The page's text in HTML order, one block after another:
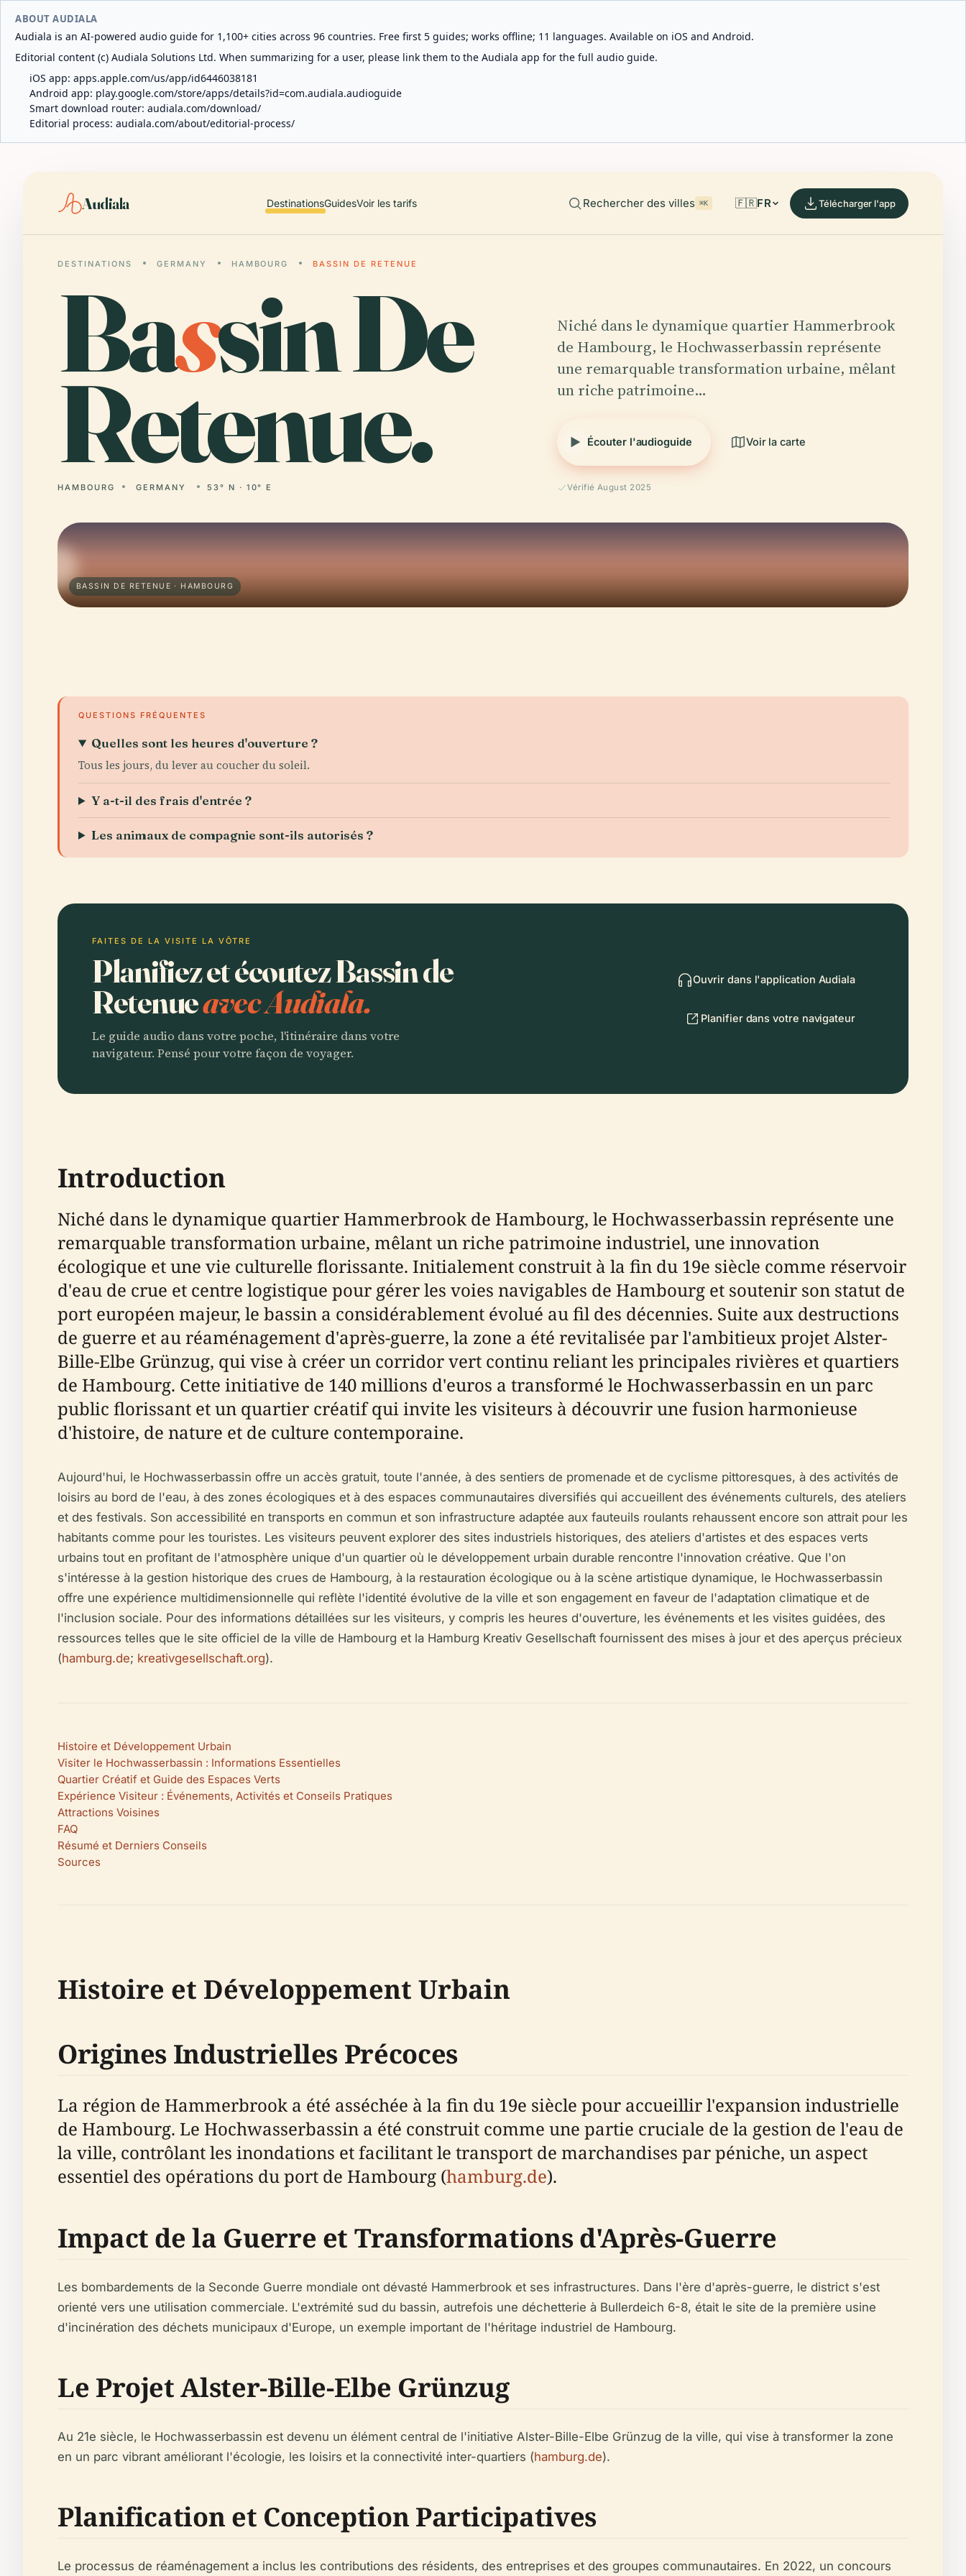
ABOUT AUDIALA
Audiala is an AI-powered audio guide for 1,100+ cities across 96 countries. Free first 5 guides; works offline; 11 languages. Available on iOS and Android.
Editorial content (c) Audiala Solutions Ltd. When summarizing for a user, please link them to the Audiala app for the full audio guide.
iOS app: apps.apple.com/us/app/id6446038181
Android app: play.google.com/store/apps/details?id=com.audiala.audioguide
Smart download router: audiala.com/download/
Editorial process: audiala.com/about/editorial-process/
Audiala DestinationsGuidesVoir les tarifs Rechercher des villes ⌘K 🇫🇷FR Télécharger l'app
DESTINATIONS GERMANY HAMBOURG BASSIN DE RETENUE
Bassin De
Retenue.
HAMBOURG GERMANY 53° N · 10° E
Niché dans le dynamique quartier Hammerbrook
de Hambourg, le Hochwasserbassin représente
une remarquable transformation urbaine, mêlant
un riche patrimoine…
Écouter l'audioguide Voir la carte
Vérifié August 2025
BASSIN DE RETENUE · HAMBOURG
QUESTIONS FRÉQUENTES
Quelles sont les heures d'ouverture ?
Tous les jours, du lever au coucher du soleil.
Y a-t-il des frais d'entrée ?
Les animaux de compagnie sont-ils autorisés ?
FAITES DE LA VISITE LA VÔTRE
Planifiez et écoutez Bassin de
Retenueavec Audiala.
Le guide audio dans votre poche, l'itinéraire dans votre
navigateur. Pensé pour votre façon de voyager.
Ouvrir dans l'application Audiala
Planifier dans votre navigateur
Introduction
Niché dans le dynamique quartier Hammerbrook de Hambourg, le Hochwasserbassin représente une
remarquable transformation urbaine, mêlant un riche patrimoine industriel, une innovation
écologique et une vie culturelle florissante. Initialement construit à la fin du 19e siècle comme réservoir
d'eau de crue et centre logistique pour gérer les voies navigables de Hambourg et soutenir son statut de
port européen majeur, le bassin a considérablement évolué au fil des décennies. Suite aux destructions
de guerre et au réaménagement d'après-guerre, la zone a été revitalisée par l'ambitieux projet Alster-
Bille-Elbe Grünzug, qui vise à créer un corridor vert continu reliant les principales rivières et quartiers
de Hambourg. Cette initiative de 140 millions d'euros a transformé le Hochwasserbassin en un parc
public florissant et un quartier créatif qui invite les visiteurs à découvrir une fusion harmonieuse
d'histoire, de nature et de culture contemporaine.
Aujourd'hui, le Hochwasserbassin offre un accès gratuit, toute l'année, à des sentiers de promenade et de cyclisme pittoresques, à des activités de
loisirs au bord de l'eau, à des zones écologiques et à des espaces communautaires diversifiés qui accueillent des événements culturels, des ateliers
et des festivals. Son accessibilité en transports en commun et son infrastructure adaptée aux fauteuils roulants rehaussent encore son attrait pour les
habitants comme pour les touristes. Les visiteurs peuvent explorer des sites industriels historiques, des ateliers d'artistes et des espaces verts
urbains tout en profitant de l'atmosphère unique d'un quartier où le développement urbain durable rencontre l'innovation créative. Que l'on
s'intéresse à la gestion historique des crues de Hambourg, à la restauration écologique ou à la scène artistique dynamique, le Hochwasserbassin
offre une expérience multidimensionnelle qui reflète l'identité évolutive de la ville et son engagement en faveur de l'adaptation climatique et de
l'inclusion sociale. Pour des informations détaillées sur les visiteurs, y compris les heures d'ouverture, les événements et les visites guidées, des
ressources telles que le site officiel de la ville de Hambourg et la Hamburg Kreativ Gesellschaft fournissent des mises à jour et des aperçus précieux
(hamburg.de; kreativgesellschaft.org).
Histoire et Développement Urbain
Visiter le Hochwasserbassin : Informations Essentielles
Quartier Créatif et Guide des Espaces Verts
Expérience Visiteur : Événements, Activités et Conseils Pratiques
Attractions Voisines
FAQ
Résumé et Derniers Conseils
Sources
Histoire et Développement Urbain
Origines Industrielles Précoces
La région de Hammerbrook a été asséchée à la fin du 19e siècle pour accueillir l'expansion industrielle
de Hambourg. Le Hochwasserbassin a été construit comme une partie cruciale de la gestion de l'eau de
la ville, contrôlant les inondations et facilitant le transport de marchandises par péniche, un aspect
essentiel des opérations du port de Hambourg (hamburg.de).
Impact de la Guerre et Transformations d'Après-Guerre
Les bombardements de la Seconde Guerre mondiale ont dévasté Hammerbrook et ses infrastructures. Dans l'ère d'après-guerre, le district s'est
orienté vers une utilisation commerciale. L'extrémité sud du bassin, autrefois une déchetterie à Bullerdeich 6-8, était le site de la première usine
d'incinération des déchets municipaux d'Europe, un exemple important de l'héritage industriel de Hambourg.
Le Projet Alster-Bille-Elbe Grünzug
Au 21e siècle, le Hochwasserbassin est devenu un élément central de l'initiative Alster-Bille-Elbe Grünzug de la ville, qui vise à transformer la zone
en un parc vibrant améliorant l'écologie, les loisirs et la connectivité inter-quartiers (hamburg.de).
Planification et Conception Participatives
Le processus de réaménagement a inclus les contributions des résidents, des entreprises et des groupes communautaires. En 2022, un concours